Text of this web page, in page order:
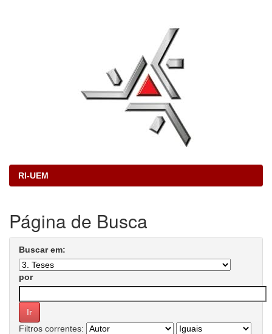
RI-UEM
Página de Busca
Buscar em:
por
Filtros correntes: